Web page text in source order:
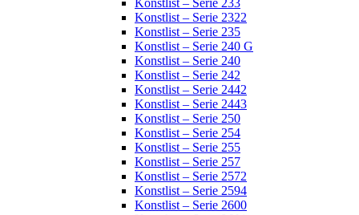
Konstlist – Serie 233
Konstlist – Serie 2322
Konstlist – Serie 235
Konstlist – Serie 240 G
Konstlist – Serie 240
Konstlist – Serie 242
Konstlist – Serie 2442
Konstlist – Serie 2443
Konstlist – Serie 250
Konstlist – Serie 254
Konstlist – Serie 255
Konstlist – Serie 257
Konstlist – Serie 2572
Konstlist – Serie 2594
Konstlist – Serie 2600